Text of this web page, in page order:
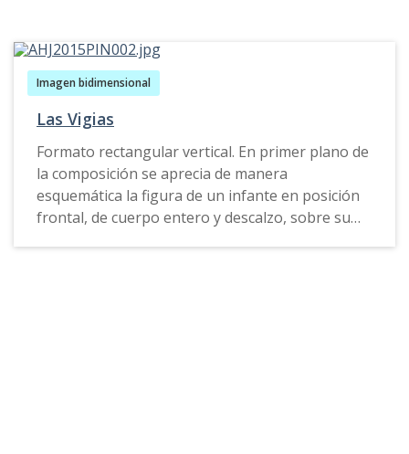
Imagen bidimensional
Las Vigias
Formato rectangular vertical. En primer plano de
la composición se aprecia de manera
esquemática la figura de un infante en posición
frontal, de cuerpo entero y descalzo, sobre su